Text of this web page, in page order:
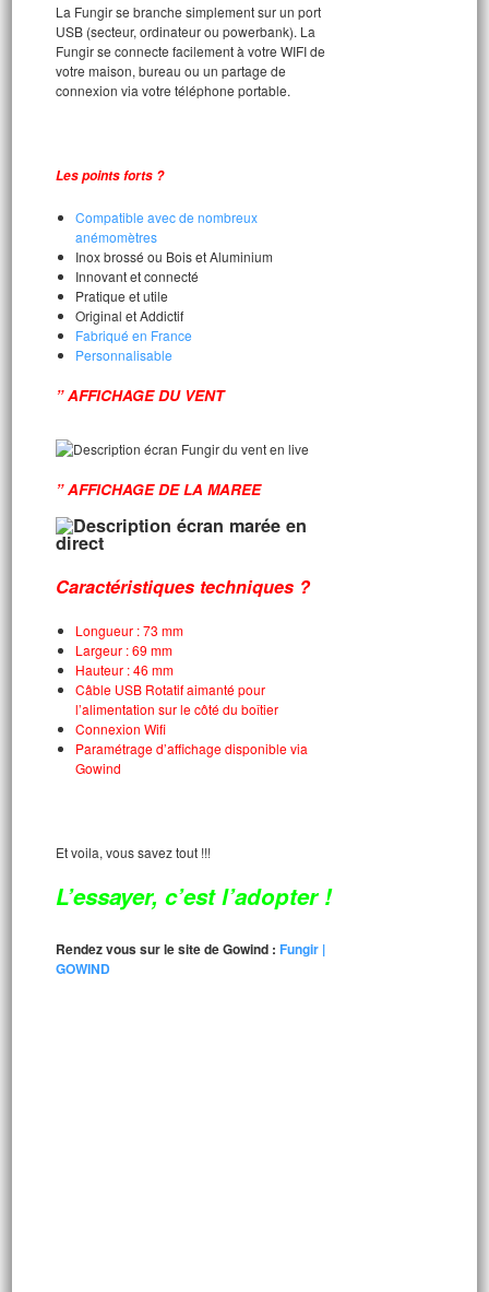
La Fungir se branche simplement sur un port
USB (secteur, ordinateur ou powerbank). La
Fungir se connecte facilement à votre WIFI de
votre maison, bureau ou un partage de
connexion via votre téléphone portable.
Les points forts ?
Compatible avec de nombreux
anémomètres
Inox brossé ou Bois et Aluminium
Innovant et connecté
Pratique et utile
Original et Addictif
Fabriqué en France
Personnalisable
” AFFICHAGE DU VENT
” AFFICHAGE DE LA MAREE
Caractéristiques techniques ?
Longueur : 73 mm
Largeur : 69 mm
Hauteur : 46 mm
Câble USB Rotatif aimanté pour
l’alimentation sur le côté du boîtier
Connexion Wifi
Paramétrage d’affichage disponible via
Gowind
Et voila, vous savez tout !!!
L’essayer, c’est l’adopter !
Rendez vous sur le site de Gowind :Fungir |
GOWIND